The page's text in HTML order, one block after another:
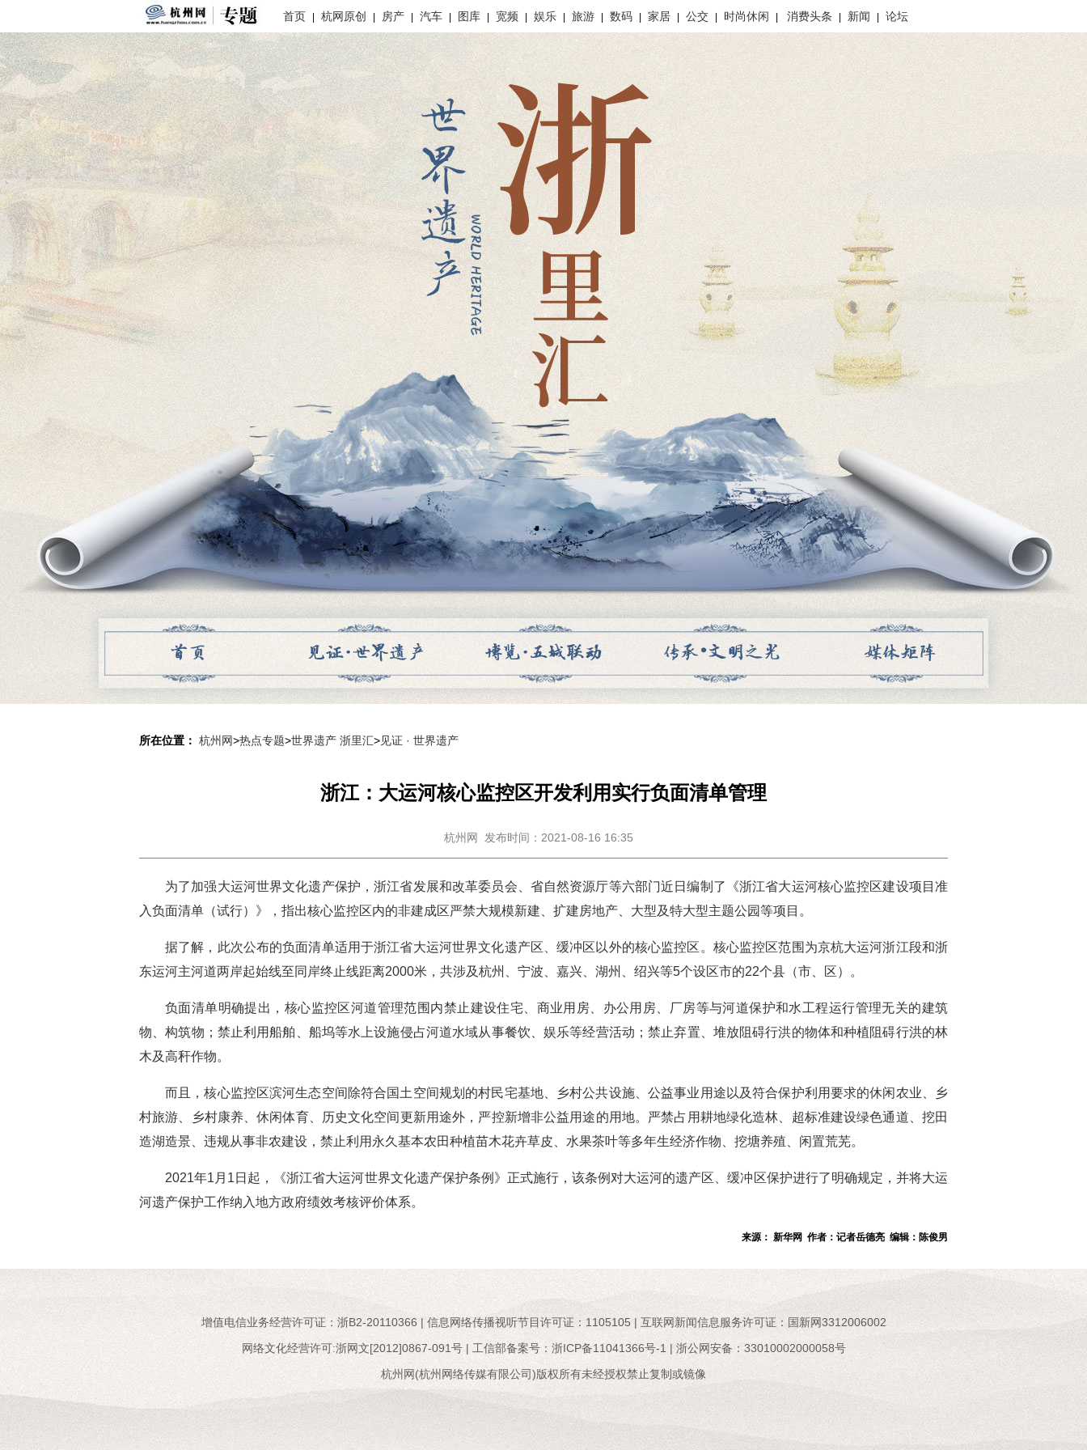
首页 杭网原创 房产 汽车 图库 宽频 娱乐 旅游 数码 家居 公交 时尚休闲 消费头条 新闻 论坛
所在位置： 杭州网>热点专题>世界遗产 浙里汇>见证 · 世界遗产
浙江：大运河核心监控区开发利用实行负面清单管理
杭州网 发布时间：2021-08-16 16:35
为了加强大运河世界文化遗产保护，浙江省发展和改革委员会、省自然资源厅等六部门近日编制了《浙江省大运河核心监控区建设项目准
入负面清单（试行）》，指出核心监控区内的非建成区严禁大规模新建、扩建房地产、大型及特大型主题公园等项目。
据了解，此次公布的负面清单适用于浙江省大运河世界文化遗产区、缓冲区以外的核心监控区。核心监控区范围为京杭大运河浙江段和浙
东运河主河道两岸起始线至同岸终止线距离2000米，共涉及杭州、宁波、嘉兴、湖州、绍兴等5个设区市的22个县（市、区）。
负面清单明确提出，核心监控区河道管理范围内禁止建设住宅、商业用房、办公用房、厂房等与河道保护和水工程运行管理无关的建筑
物、构筑物；禁止利用船舶、船坞等水上设施侵占河道水域从事餐饮、娱乐等经营活动；禁止弃置、堆放阻碍行洪的物体和种植阻碍行洪的林
木及高秆作物。
而且，核心监控区滨河生态空间除符合国土空间规划的村民宅基地、乡村公共设施、公益事业用途以及符合保护利用要求的休闲农业、乡
村旅游、乡村康养、休闲体育、历史文化空间更新用途外，严控新增非公益用途的用地。严禁占用耕地绿化造林、超标准建设绿色通道、挖田
造湖造景、违规从事非农建设，禁止利用永久基本农田种植苗木花卉草皮、水果茶叶等多年生经济作物、挖塘养殖、闲置荒芜。
2021年1月1日起，《浙江省大运河世界文化遗产保护条例》正式施行，该条例对大运河的遗产区、缓冲区保护进行了明确规定，并将大运
河遗产保护工作纳入地方政府绩效考核评价体系。
来源： 新华网 作者：记者岳德亮 编辑：陈俊男
增值电信业务经营许可证：浙B2-20110366 | 信息网络传播视听节目许可证：1105105 | 互联网新闻信息服务许可证：国新网3312006002
网络文化经营许可:浙网文[2012]0867-091号 | 工信部备案号：浙ICP备11041366号-1 | 浙公网安备：33010002000058号
杭州网(杭州网络传媒有限公司)版权所有未经授权禁止复制或镜像